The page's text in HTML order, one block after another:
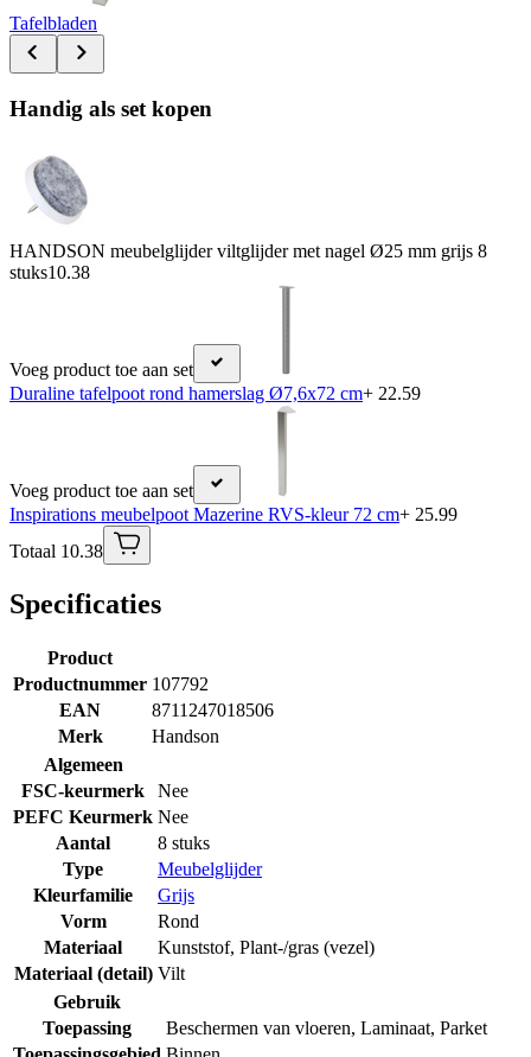
Tafelbladen
Handig als set kopen
HANDSON meubelglijder viltglijder met nagel Ø25 mm grijs 8
stuks10.38
Voeg product toe aan set
Duraline tafelpoot rond hamerslag Ø7,6x72 cm+ 22.59
Voeg product toe aan set
Inspirations meubelpoot Mazerine RVS-kleur 72 cm+ 25.99
Totaal 10.38
Specificaties
Product
Productnummer 107792
EAN
8711247018506
Merk
Handson
Algemeen
FSC-keurmerk
Nee
PEFC Keurmerk Nee
Aantal
8 stuks
Type
Meubelglijder
Kleurfamilie
Grijs
Vorm
Rond
Materiaal
Kunststof, Plant-/gras (vezel)
Materiaal (detail) Vilt
Gebruik
Toepassing
Beschermen van vloeren, Laminaat, Parket